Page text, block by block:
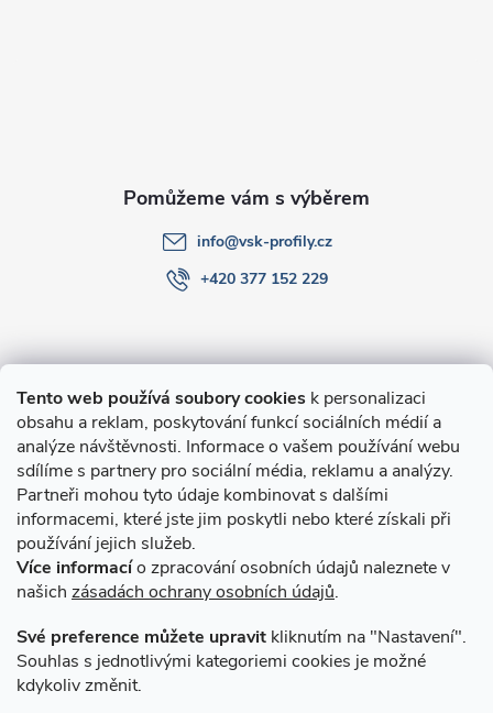
Tento web používá soubory cookies k personalizaci
obsahu a reklam, poskytování funkcí sociálních médií a
analýze návštěvnosti. Informace o vašem používání webu
sdílíme s partnery pro sociální média, reklamu a analýzy.
Partneři mohou tyto údaje kombinovat s dalšími
informacemi, které jste jim poskytli nebo které získali při
používání jejich služeb.
Více informacío zpracování osobních údajů naleznete v
našich zásadách ochrany osobních údajů.
Své preference můžete upravit kliknutím na "Nastavení".
Souhlas s jednotlivými kategoriemi cookies je možné
kdykoliv změnit.
O nákupu
Novinky v programu Alusic
Archiv
info@vsk-profily.cz
+420 377 152 229
Způsoby dopravy